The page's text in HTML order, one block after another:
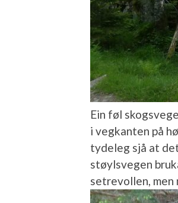
Ein føl
i vegkanten på
tydeleg sjå at
støylsvegen
setrevollen,